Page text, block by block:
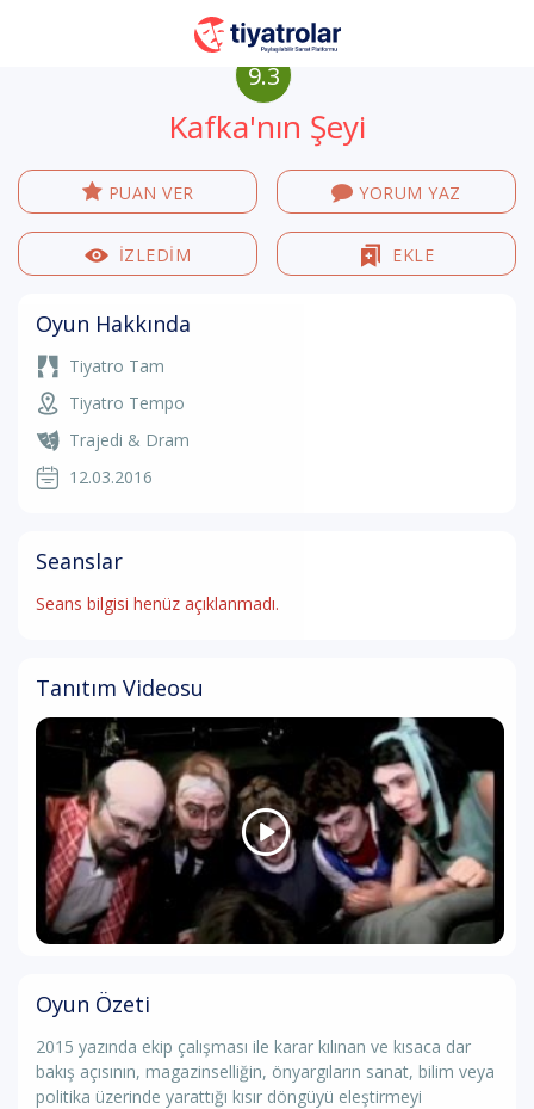
9.3
Kafka'nın Şeyi
PUAN VER YORUM YAZ
İZLEDİM EKLE
Oyun Hakkında
Tiyatro Tam
Tiyatro Tempo
Trajedi & Dram
12.03.2016
Seanslar
Seans bilgisi henüz açıklanmadı.
Tanıtım Videosu
Oyun Özeti
2015 yazında ekip çalışması ile karar kılınan ve kısaca dar
bakış açısının, magazinselliğin, önyargıların sanat, bilim veya
politika üzerinde yarattığı kısır döngüyü eleştirmeyi